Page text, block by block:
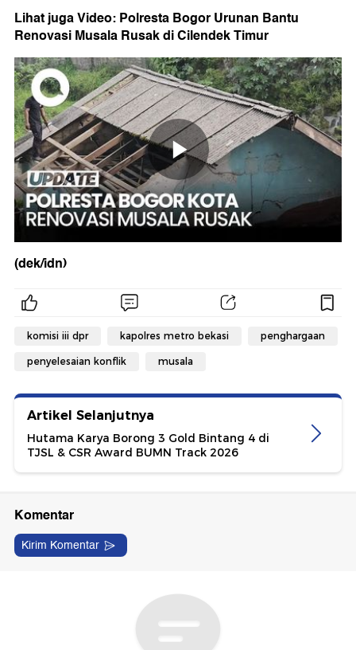
Lihat juga Video: Polresta Bogor Urunan Bantu
Renovasi Musala Rusak di Cilendek Timur
(dek/idn)
komisi iii dpr kapolres metro bekasi penghargaan
penyelesaian konflik musala
Artikel Selanjutnya
Hutama Karya Borong 3 Gold Bintang 4 di
TJSL & CSR Award BUMN Track 2026